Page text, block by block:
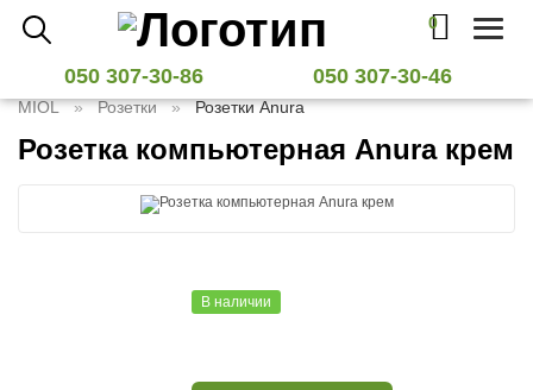
0
Toggle
050 307-30-86 050 307-30-46
MIOL Розетки Розетки Anura
Розетка компьютерная Anura крем
В наличии